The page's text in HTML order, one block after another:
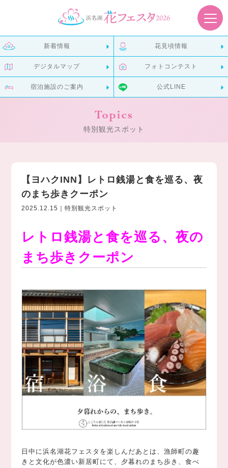
新着情報 花見頃情報
デジタルマップ フォトコンテスト
宿泊施設のご案内 公式LINE
Topics
特別観光スポット
【ヨハクINN】レトロ銭湯と食を巡る、夜
のまち歩きクーポン
2025.12.15｜特別観光スポット
レトロ銭湯と食を巡る、夜の
まち歩きクーポン
日中に浜名湖花フェスタを楽しんだあとは、漁師町の趣
きと文化が色濃い新居町にて、夕暮れのまち歩き、食べ